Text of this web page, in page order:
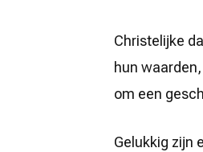
Christelijke
hun
om een
Gelukkig zijn